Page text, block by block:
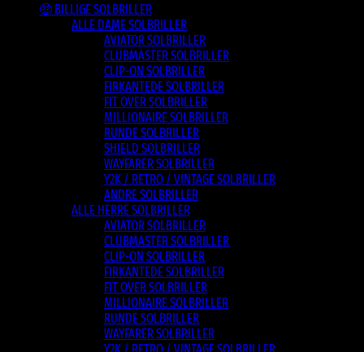
🤑 BILLIGE SOLBRILLER
ALLE DAME SOLBRILLER
AVIATOR SOLBRILLER
CLUBMASTER SOLBRILLER
CLIP-ON SOLBRILLER
FIRKANTEDE SOLBRILLER
FIT OVER SOLBRILLER
MILLIONAIRE SOLBRILLER
RUNDE SOLBRILLER
SHIELD SOLBRILLER
WAYFARER SOLBRILLER
Y2K / RETRO / VINTAGE SOLBRILLER
ANDRE SOLBRILLER
ALLE HERRE SOLBRILLER
AVIATOR SOLBRILLER
CLUBMASTER SOLBRILLER
CLIP-ON SOLBRILLER
FIRKANTEDE SOLBRILLER
FIT OVER SOLBRILLER
MILLIONAIRE SOLBRILLER
RUNDE SOLBRILLER
WAYFARER SOLBRILLER